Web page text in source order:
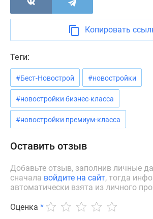
недвижимости
Аналитика
рынка
Покупателю
Экспертиза
новостроек
Эксперты
авторы
проекте
Контакты
Реклама
Копировать
Теги:
#Бест-Новострой #новостройки
#новостройки бизнес-класса
#новостройки премиум-класса
Оставить отзыв
Добавьте отзыв, заполнив личные
сначала войдите на сайт, тогда
автоматически взята из личного
Оценка *